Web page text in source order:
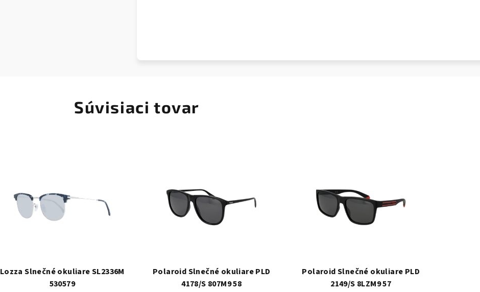
Súvisiaci tovar
Lozza Slnečné okuliare SL2336M
530579
Polaroid Slnečné okuliare PLD
4178/S 807M9 58
Polaroid Slnečné okuliare PLD
2149/S 8LZM9 57